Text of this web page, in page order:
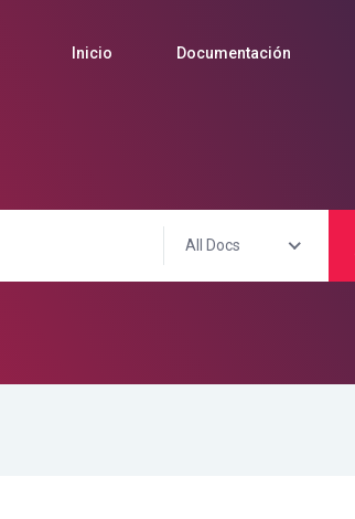
Inicio Documentación
All Docs